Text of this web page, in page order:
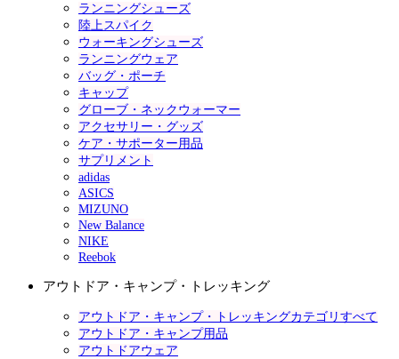
ランニングシューズ
陸上スパイク
ウォーキングシューズ
ランニングウェア
バッグ・ポーチ
キャップ
グローブ・ネックウォーマー
アクセサリー・グッズ
ケア・サポーター用品
サプリメント
adidas
ASICS
MIZUNO
New Balance
NIKE
Reebok
アウトドア・キャンプ・トレッキング
アウトドア・キャンプ・トレッキングカテゴリすべて
アウトドア・キャンプ用品
アウトドアウェア